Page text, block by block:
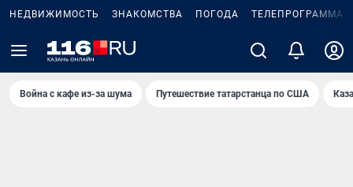
НЕДВИЖИМОСТЬ ЗНАКОМСТВА ПОГОДА ТЕЛЕПРОГРАММА
Война с кафе из-за шума Путешествие татарстанца по США